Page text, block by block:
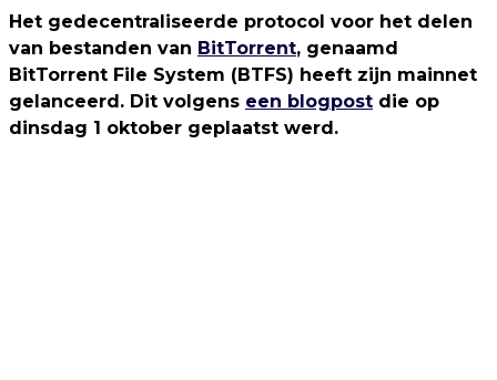
Het gedecentraliseerde protocol voor het delen
van bestanden van BitTorrent, genaamd
BitTorrent File System (BTFS) heeft zijn mainnet
gelanceerd. Dit volgens een blogpost die op
dinsdag 1 oktober geplaatst werd.